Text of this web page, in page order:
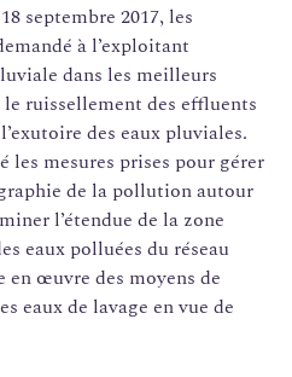
septembre 2017, les
à l’exploitant
dans les meilleurs
ruissellement des effluents
des eaux pluviales.
les mesures prises pour gérer
de la pollution autour
l’étendue de la zone
eaux polluées du réseau
en œuvre des moyens de
eaux de lavage en vue de